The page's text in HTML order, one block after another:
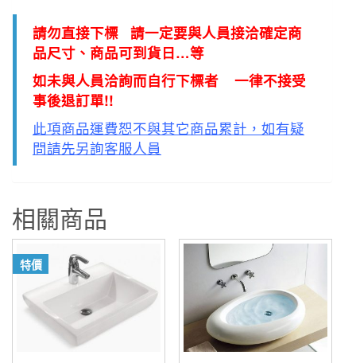
請勿直接下標 請一定要與人員接洽確定商
品尺寸、商品可到貨日…等
如未與人員洽詢而自行下標者 一律不接受
事後退訂單!!
此項商品運費恕不與其它商品累計，如有疑
問請先另詢客服人員
相關商品
特價